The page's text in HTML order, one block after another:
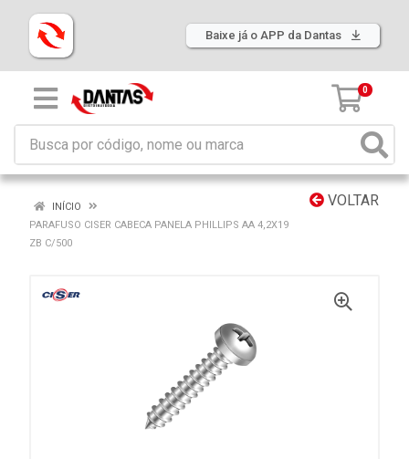
Baixe já o APP da Dantas
0
VOLTAR
INÍCIO
PARAFUSO CISER CABECA PANELA PHILLIPS AA 4,2X19
ZB C/500